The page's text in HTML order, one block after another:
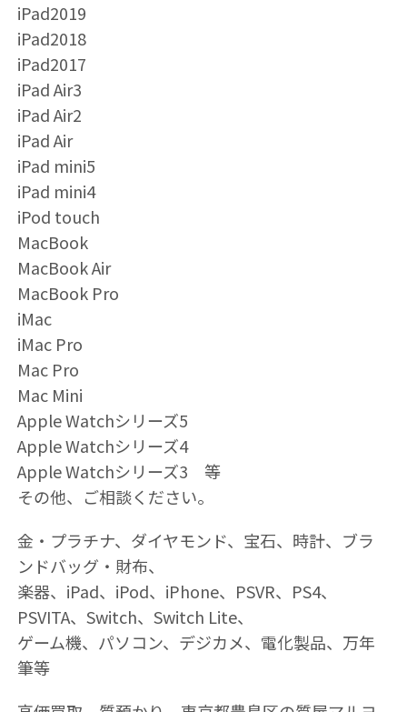
iPad2019
iPad2018
iPad2017
iPad Air3
iPad Air2
iPad Air
iPad mini5
iPad mini4
iPod touch
MacBook
MacBook Air
MacBook Pro
iMac
iMac Pro
Mac Pro
Mac Mini
Apple Watchシリーズ5
Apple Watchシリーズ4
Apple Watchシリーズ3 等
その他、ご相談ください。
金・プラチナ、ダイヤモンド、宝石、時計、ブラ
ンドバッグ・財布、
楽器、iPad、iPod、iPhone、PSVR、PS4、
PSVITA、Switch、Switch Lite、
ゲーム機、パソコン、デジカメ、電化製品、万年
筆等